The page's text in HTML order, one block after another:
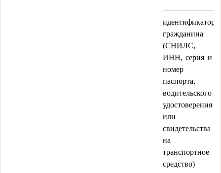
идентификатор
гражданина
(СНИЛС,
ИНН, серия и
номер
паспорта,
водительского
удостоверения
или
свидетельства
на
транспортное
средство)